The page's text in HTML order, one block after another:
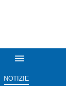
NOTIZIE